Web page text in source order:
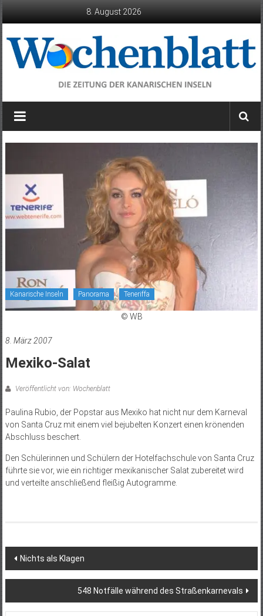
8. August 2026
Wochenblatt
die
Inseln
Kanarische Inseln Panorama Teneriffa
© WB
8. März 2007
Mexiko-Salat
Veröffentlicht von: Wochenblatt
Paulina Rubio, der Popstar aus Mexiko hat nicht nur dem Karneval
von Santa Cruz mit einem viel bejubelten Konzert einen krönenden
Abschluss beschert.
Den Schülerinnen und Schülern der Hotelfachschule von Santa Cruz
führte sie vor, wie ein richtiger mexikanischer Salat zubereitet wird
und verteilte anschließend fleißig Autogramme.
Beitragsnavigation
Nichts als Klagen
548 Notfälle während des Straßenkarnevals